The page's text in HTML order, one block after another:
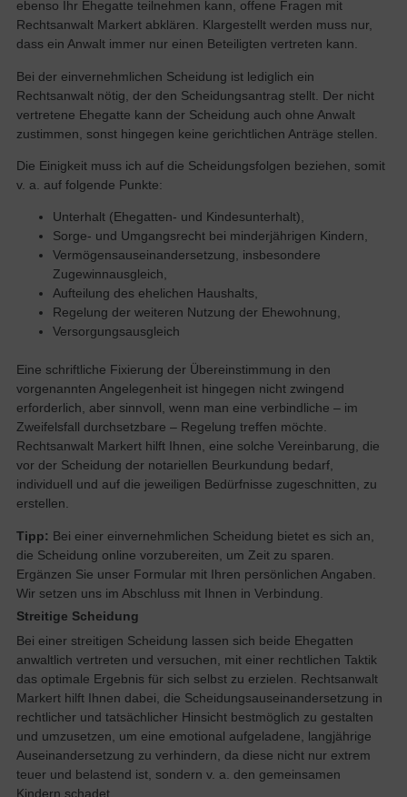
ebenso Ihr Ehegatte teilnehmen kann, offene Fragen mit
Rechtsanwalt Markert abklären. Klargestellt werden muss nur,
dass ein Anwalt immer nur einen Beteiligten vertreten kann.
Bei der einvernehmlichen Scheidung ist lediglich ein
Rechtsanwalt nötig, der den Scheidungsantrag stellt. Der nicht
vertretene Ehegatte kann der Scheidung auch ohne Anwalt
zustimmen, sonst hingegen keine gerichtlichen Anträge stellen.
Die Einigkeit muss ich auf die Scheidungsfolgen beziehen, somit
v. a. auf folgende Punkte:
Unterhalt (Ehegatten- und Kindesunterhalt),
Sorge- und Umgangsrecht bei minderjährigen Kindern,
Vermögensauseinandersetzung, insbesondere
Zugewinnausgleich,
Aufteilung des ehelichen Haushalts,
Regelung der weiteren Nutzung der Ehewohnung,
Versorgungsausgleich
Eine schriftliche Fixierung der Übereinstimmung in den
vorgenannten Angelegenheit ist hingegen nicht zwingend
erforderlich, aber sinnvoll, wenn man eine verbindliche – im
Zweifelsfall durchsetzbare – Regelung treffen möchte.
Rechtsanwalt Markert hilft Ihnen, eine solche Vereinbarung, die
vor der Scheidung der notariellen Beurkundung bedarf,
individuell und auf die jeweiligen Bedürfnisse zugeschnitten, zu
erstellen.
Tipp: Bei einer einvernehmlichen Scheidung bietet es sich an,
die Scheidung online vorzubereiten, um Zeit zu sparen.
Ergänzen Sie unser Formular mit Ihren persönlichen Angaben.
Wir setzen uns im Abschluss mit Ihnen in Verbindung.
Streitige Scheidung
Bei einer streitigen Scheidung lassen sich beide Ehegatten
anwaltlich vertreten und versuchen, mit einer rechtlichen Taktik
das optimale Ergebnis für sich selbst zu erzielen. Rechtsanwalt
Markert hilft Ihnen dabei, die Scheidungsauseinandersetzung in
rechtlicher und tatsächlicher Hinsicht bestmöglich zu gestalten
und umzusetzen, um eine emotional aufgeladene, langjährige
Auseinandersetzung zu verhindern, da diese nicht nur extrem
teuer und belastend ist, sondern v. a. den gemeinsamen
Kindern schadet.